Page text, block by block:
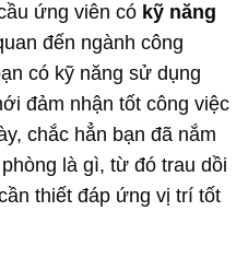
ứng viên có kỹ năng
đến ngành công
có kỹ năng sử dụng
đảm nhận tốt công việc
chắc hẳn bạn đã nắm
là gì, từ đó trau dồi
thiết đáp ứng vị trí tốt